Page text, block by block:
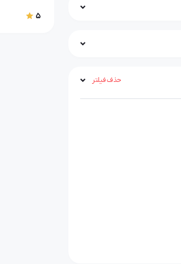
حذف فیلتر
5